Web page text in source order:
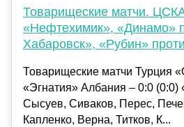
Товарищеские матчи.
«Нефтехимик», «Динамо»
Хабаровск», «Рубин»
Товарищеские матчи Турция
«Эгнатия» Албания – 0:0 (0:0)
Сысуев, Сиваков, Перес,
Капленко, Верна, Титков, К...